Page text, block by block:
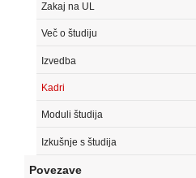
Zakaj na UL
Več o študiju
Izvedba
Kadri
Moduli študija
Izkušnje s študija
Povezave